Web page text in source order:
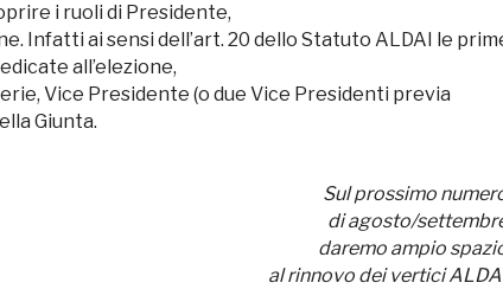
i ruoli di Presidente,
Infatti ai sensi dell’art. 20 dello Statuto ALDAI le
all’elezione,
Vice Presidente (o due Vice Presidenti previa
Giunta.
Sul prossimo
di agosto/
daremo ampio
al rinnovo dei vertici